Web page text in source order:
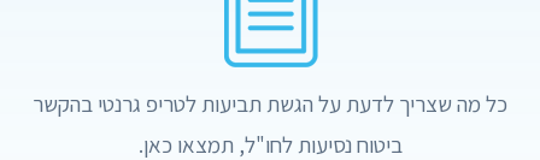
כל מה שצריך לדעת על הגשת תביעות לטריפ גרנטי בהקשר
ביטוח נסיעות לחו"ל, תמצאו כאן.